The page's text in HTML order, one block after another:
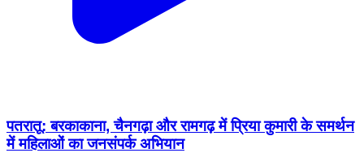
पतरातू: बरकाकाना, चैनगढ़ा और रामगढ़ में प्रिया कुमारी के समर्थन
में महिलाओं का जनसंपर्क अभियान